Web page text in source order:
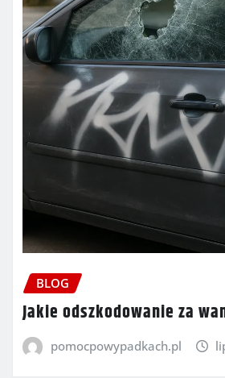
BLOG
Jakie odszkodowanie za
pomocpowypadkach.pl